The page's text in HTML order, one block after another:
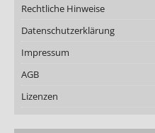
Rechtliche Hinweise
Datenschutzerklärung
Impressum
AGB
Lizenzen